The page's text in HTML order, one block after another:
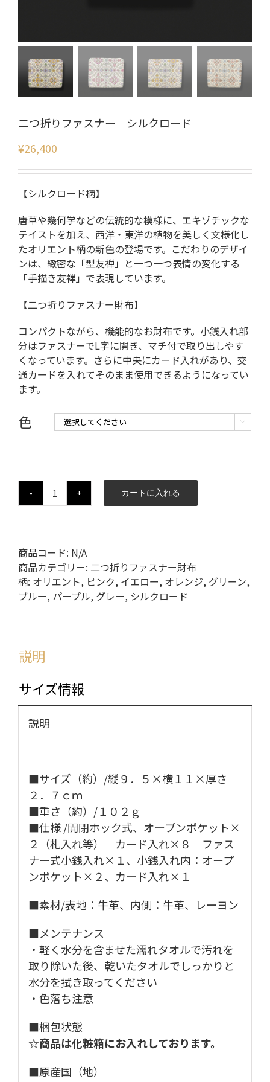
二つ折りファスナー シルクロード
¥26,400
【シルクロード柄】
唐草や幾何学などの伝統的な模様に、エキゾチックな
テイストを加え、西洋・東洋の植物を美しく文様化し
たオリエント柄の新色の登場です。こだわりのデザイ
ンは、緻密な「型友禅」と一つ一つ表情の変化する
「手描き友禅」で表現しています。
【二つ折りファスナー財布】
コンパクトながら、機能的なお財布です。小銭入れ部
分はファスナーでL字に開き、マチ付で取り出しやす
くなっています。さらに中央にカード入れがあり、交
通カードを入れてそのまま使用できるようになってい
ます。
色 
数 カートに入れる
商品コード: N/A
商品カテゴリー: 二つ折りファスナー財布
柄: オリエント, ピンク, イエロー, オレンジ, グリーン,
ブルー, パープル, グレー, シルクロード
説明
サイズ情報
説明
■サイズ（約）/縦９．５×横１１×厚さ
２．７ｃｍ
■重さ（約）/１０２ｇ
■仕様 /開閉ホック式、オープンポケット×
２（札入れ等） カード入れ×８ ファス
ナー式小銭入れ×１、小銭入れ内：オープ
ンポケット×２、カード入れ×１
■素材/表地：牛革、内側：牛革、レーヨン
■メンテナンス
・軽く水分を含ませた濡れタオルで汚れを
取り除いた後、乾いたタオルでしっかりと
水分を拭き取ってください
・色落ち注意
■梱包状態
☆商品は化粧箱にお入れしております。
■原産国（地）